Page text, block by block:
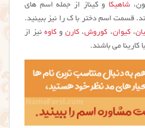
شاهیکا و کیناز از جمله اسم های
قسمت اسم دختر با ک را نیز ببینید.
،کیوان، کوروش، کارنو کاوهنیز از
کارینا می باشند.